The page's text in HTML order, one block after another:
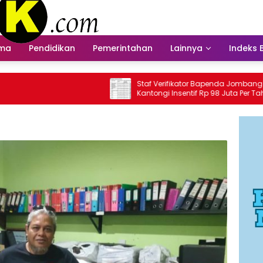
Pendidikan Pemerintahan Lainnya Indeks
Staf Verifikator Bapenda Jombang
Kantongi Insentif Rp 98 Juta Per Tahun?